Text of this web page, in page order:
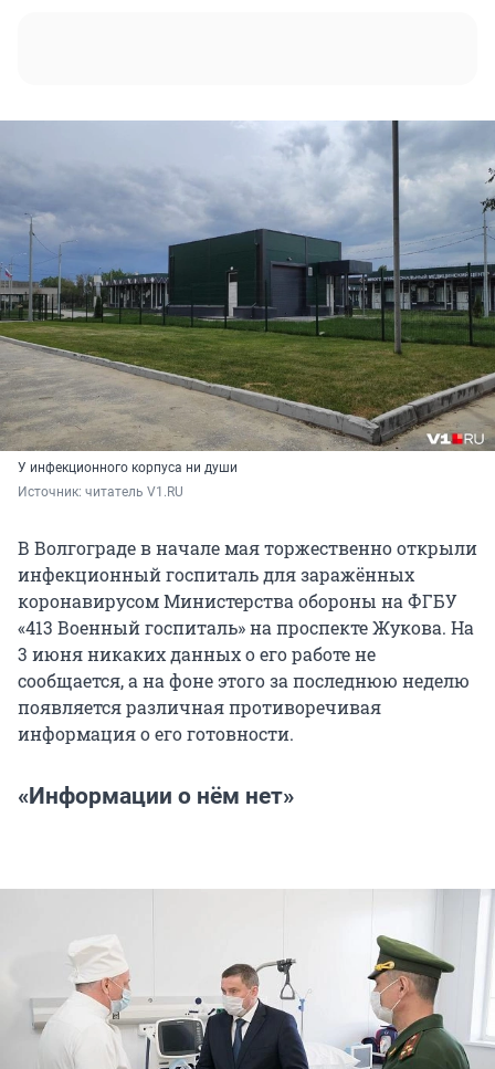
У инфекционного корпуса ни души
Источник: читатель V1.RU
В Волгограде в начале мая торжественно открыли
инфекционный госпиталь для заражённых
коронавирусом Министерства обороны на ФГБУ
«413 Военный госпиталь» на проспекте Жукова. На
3 июня никаких данных о его работе не
сообщается, а на фоне этого за последнюю неделю
появляется различная противоречивая
информация о его готовности.
«Информации о нём нет»